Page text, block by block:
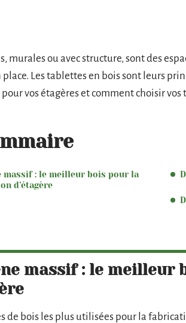
murales ou avec structure, sont des
Les tablettes en bois sont leurs
vos étagères et comment choisir vos
massif : le meilleur bois pour la
d’étagère
massif : le
de bois les plus utilisées pour la